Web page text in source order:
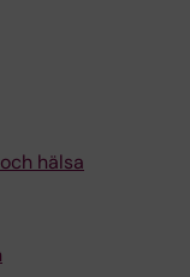
hälsa